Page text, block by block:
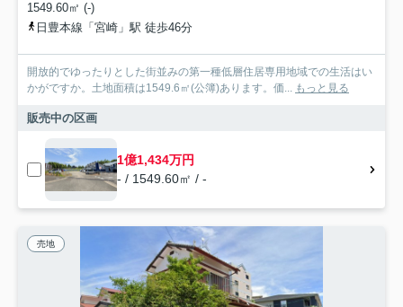
1549.60㎡ (-)
日豊本線「宮崎」駅 徒歩46分
開放的でゆったりとした街並みの第一種低層住居専用地域での生活はい
かがですか。土地面積は1549.6㎡(公簿)あります。価... もっと見る
販売中の区画
1億1,434万円
- / 1549.60㎡ / -
売地